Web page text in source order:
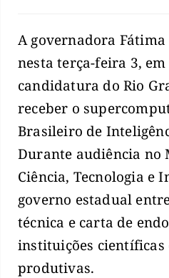
A governadora
nesta terça-feira 3,
candidatura do Rio
receber o
Brasileiro de
Durante audiência no
Ciência, Tecnologia e
governo estadual
técnica e carta de
instituições científicas
produtivas.